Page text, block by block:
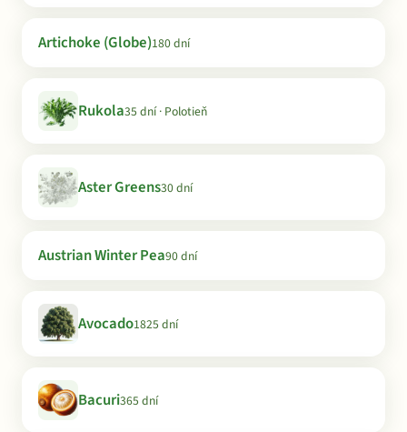
Artichoke (Globe)180 dní
Rukola35 dní · Polotieň
Aster Greens30 dní
Austrian Winter Pea90 dní
Avocado1825 dní
Bacuri365 dní